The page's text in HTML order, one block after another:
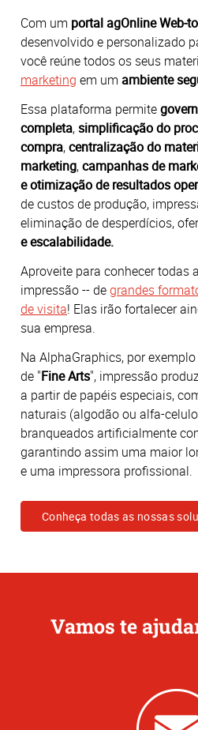
Com um portal agOnline
desenvolvido e personalizado
você reúne todos os seus
marketing em um ambiente
Essa plataforma permite
completa,simplificação do
compra,centralização do
marketing,campanhas de
eotimização de resultados
de custos de produção,
eliminação de desperdícios,
e escalabilidade.
Aproveite para conhecer todas
impressão -- degrandes
de visita! Elas irão fortalecer
sua empresa.
Na AlphaGraphics, por
de "Fine Arts", impressão
a partir de papéis especiais,
naturais (algodão ou alfa-
branqueados artificialmente
garantindo assim uma maior
e uma impressora profissional.
Conheça todas as nossas
Vamos te